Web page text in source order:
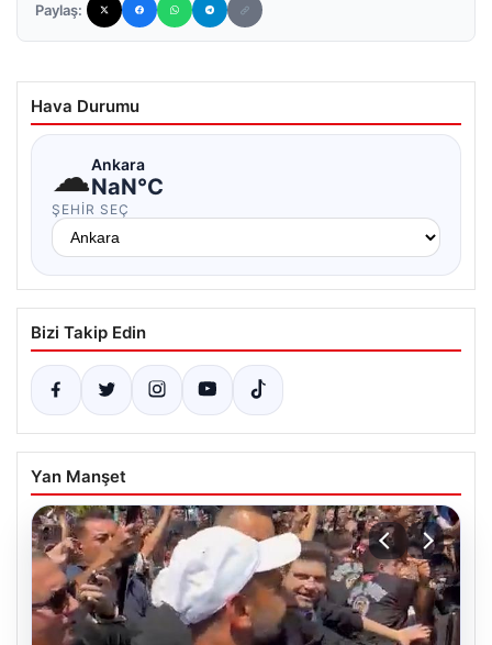
Paylaş:
Hava Durumu
☁Ankara
NaN°C
ŞEHIR SEÇ
Bizi Takip Edin
Yan Manşet